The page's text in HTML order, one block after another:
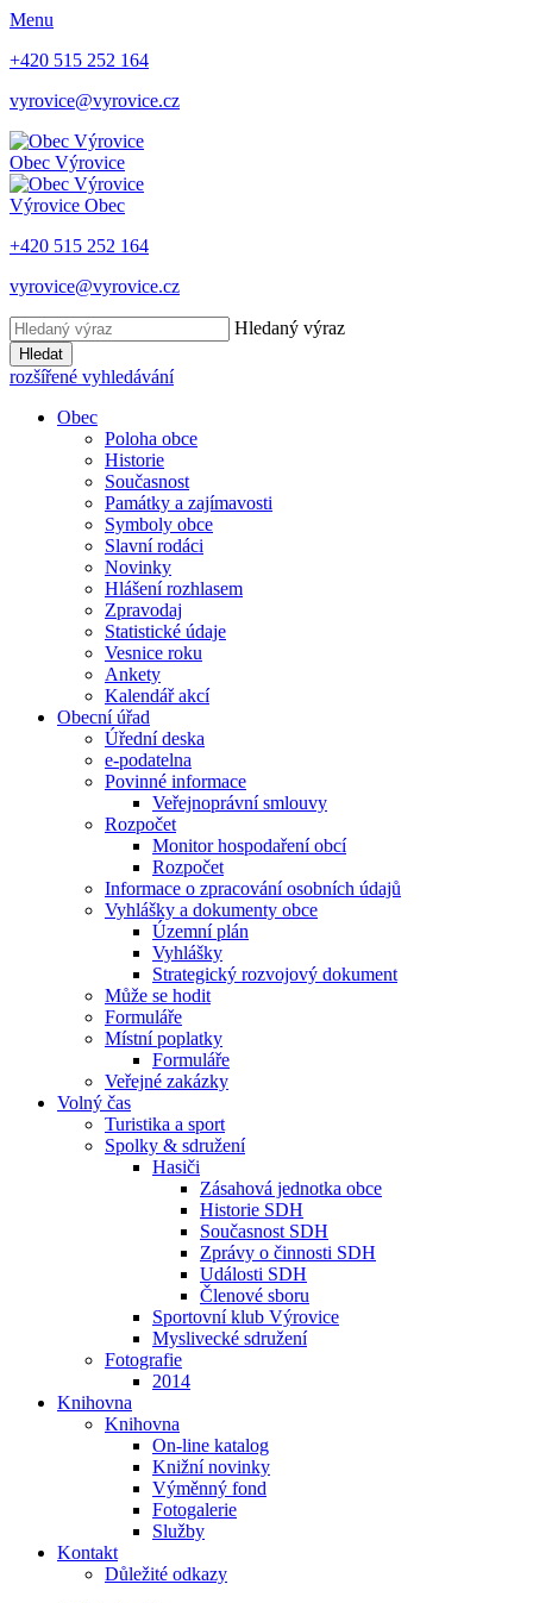
Menu
+420 515 252 164
vyrovice@vyrovice.cz
Obec Výrovice
Výrovice Obec
+420 515 252 164
vyrovice@vyrovice.cz
Hledaný výraz
Hledat
rozšířené vyhledávání
Obec
Poloha obce
Historie
Současnost
Památky a zajímavosti
Symboly obce
Slavní rodáci
Novinky
Hlášení rozhlasem
Zpravodaj
Statistické údaje
Vesnice roku
Ankety
Kalendář akcí
Obecní úřad
Úřední deska
e-podatelna
Povinné informace
Veřejnoprávní smlouvy
Rozpočet
Monitor hospodaření obcí
Rozpočet
Informace o zpracování osobních údajů
Vyhlášky a dokumenty obce
Územní plán
Vyhlášky
Strategický rozvojový dokument
Může se hodit
Formuláře
Místní poplatky
Formuláře
Veřejné zakázky
Volný čas
Turistika a sport
Spolky & sdružení
Hasiči
Zásahová jednotka obce
Historie SDH
Současnost SDH
Zprávy o činnosti SDH
Události SDH
Členové sboru
Sportovní klub Výrovice
Myslivecké sdružení
Fotografie
2014
Knihovna
Knihovna
On-line katalog
Knižní novinky
Výměnný fond
Fotogalerie
Služby
Kontakt
Důležité odkazy